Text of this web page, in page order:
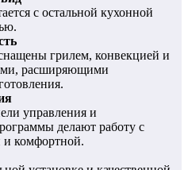
с остальной кухонной
грилем, конвекцией и
расширяющими
управления и
делают работу с
и комфортной.